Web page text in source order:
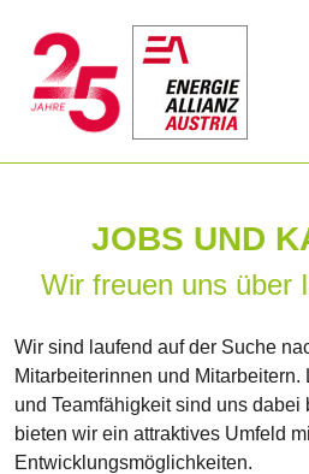
JOBS UND
Wir freuen uns über
Wir sind laufend auf der Suche
Mitarbeiterinnen und
und Teamfähigkeit sind uns
bieten wir ein attraktives Umfeld
Entwicklungsmöglichkeiten.